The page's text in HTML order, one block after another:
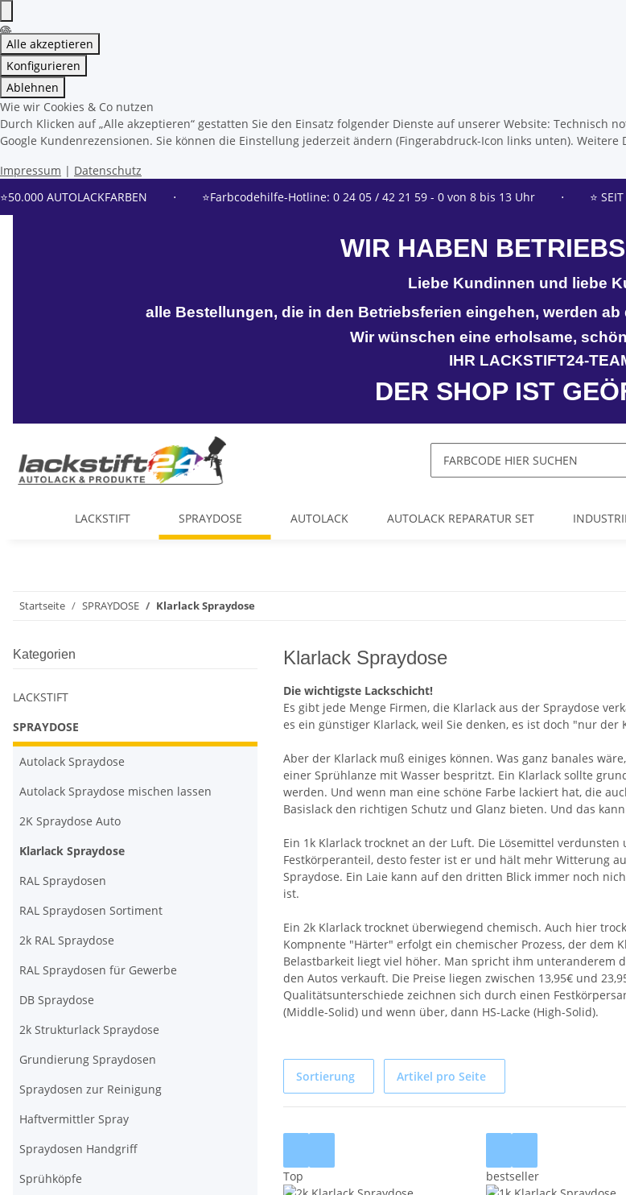
Alle akzeptieren
Konfigurieren
Ablehnen
Wie wir Cookies & Co nutzen
Durch Klicken auf „Alle akzeptieren“ gestatten Sie den Einsatz folgender Dienste auf unserer Website: Technisch
Google Kundenrezensionen. Sie können die Einstellung jederzeit ändern (Fingerabdruck-Icon links unten). Weitere
Impressum | Datenschutz
⭐50.000 AUTOLACKFARBEN
⋅ ⭐Farbcodehilfe-Hotline: 0 24 05 / 42 21 59 - 0 von 8 bis 13 Uhr ⋅ ⭐
WIR HABEN
Liebe Kundinnen und liebe
alle Bestellungen, die in den Betriebsferien eingehen, werden
Wir wünschen eine erholsame,
IHR LACKSTIFT24-
DER SHOP IST
LACKSTIFT SPRAYDOSE AUTOLACK AUTOLACK REPARATUR SET
Startseite SPRAYDOSE Klarlack Spraydose
Klarlack Spraydose
Die wichtigste Lackschicht!
Es gibt jede Menge Firmen, die Klarlack aus der Spraydose
es ein günstiger Klarlack, weil Sie denken, es ist doch "nur der
Aber der Klarlack muß einiges können. Was ganz banales
einer Sprühlanze mit Wasser bespritzt. Ein Klarlack sollte
werden. Und wenn man eine schöne Farbe lackiert hat, die
Basislack den richtigen Schutz und Glanz bieten. Und das
Ein 1k Klarlack trocknet an der Luft. Die Lösemittel
Festkörperanteil, desto fester ist er und hält mehr Witterung
Spraydose. Ein Laie kann auf den dritten Blick immer noch
ist.
Ein 2k Klarlack trocknet überwiegend chemisch. Auch hier
Kompnente "Härter" erfolgt ein chemischer Prozess, der dem
Belastbarkeit liegt viel höher. Man spricht ihm unteranderem
den Autos verkauft. Die Preise liegen zwischen 13,95€ und
Qualitätsunterschiede zeichnen sich durch einen
(Middle-Solid) und wenn über, dann HS-Lacke (High-Solid).
Sortierung Artikel pro Seite
Top bestseller
Kategorien
LACKSTIFT
SPRAYDOSE
Autolack Spraydose
Autolack Spraydose mischen lassen
2K Spraydose Auto
Klarlack Spraydose
RAL Spraydosen
RAL Spraydosen Sortiment
2k RAL Spraydose
RAL Spraydosen für Gewerbe
DB Spraydose
2k Strukturlack Spraydose
Grundierung Spraydosen
Spraydosen zur Reinigung
Haftvermittler Spray
Spraydosen Handgriff
Sprühköpfe